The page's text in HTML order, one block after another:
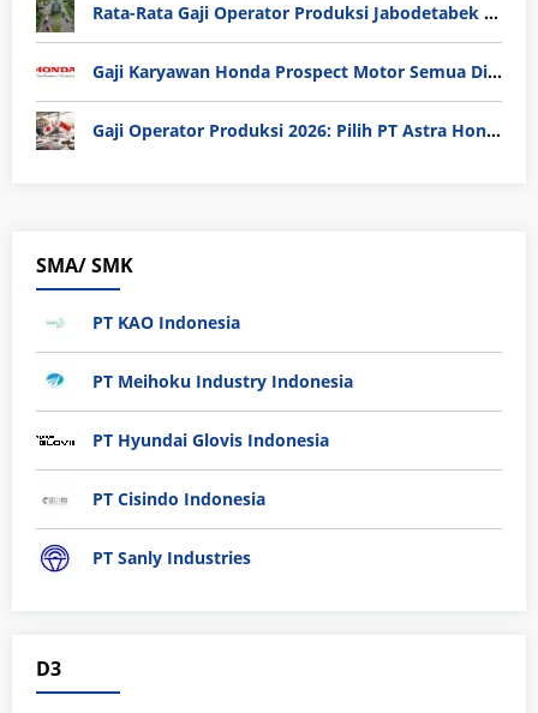
Rata-Rata Gaji Operator Produksi Jabodetabek 2025: Bedah Tuntas UMK, Lemburan, dan Realita Hidup Buruh
Gaji Karyawan Honda Prospect Motor Semua Divisi
Gaji Operator Produksi 2026: Pilih PT Astra Honda Motor (AHM) atau Manufaktur di Jepang?
SMA/ SMK
PT KAO Indonesia
PT Meihoku Industry Indonesia
PT Hyundai Glovis Indonesia
PT Cisindo Indonesia
PT Sanly Industries
D3